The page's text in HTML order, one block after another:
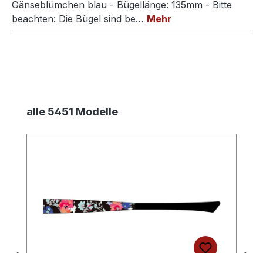
Gänseblümchen blau - Bügellänge: 135mm - Bitte
beachten: Die Bügel sind be… Mehr
Produktgalerie überspringen
alle 5451 Modelle